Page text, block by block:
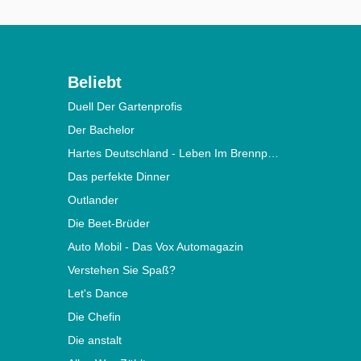
Beliebt
Duell Der Gartenprofis
Der Bachelor
Hartes Deutschland - Leben Im Brennpunkt
Das perfekte Dinner
Outlander
Die Beet-Brüder
Auto Mobil - Das Vox Automagazin
Verstehen Sie Spaß?
Let's Dance
Die Chefin
Die anstalt